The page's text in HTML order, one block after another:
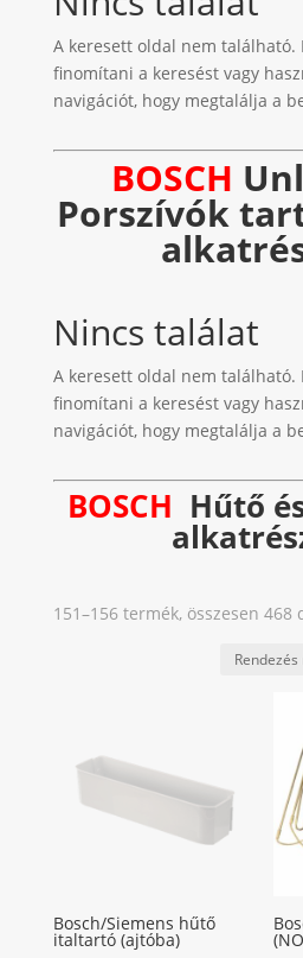
A keresett oldal nem található.
finomítani a keresést vagy
navigációt, hogy megtalálja a
BOSCH
Porszívók
Nincs találat
A keresett oldal nem található.
finomítani a keresést vagy
navigációt, hogy megtalálja a
BOSCH Hűtő
151–156 termék, összesen 468
Bosch/Siemens hűtő
italtartó (ajtóba)